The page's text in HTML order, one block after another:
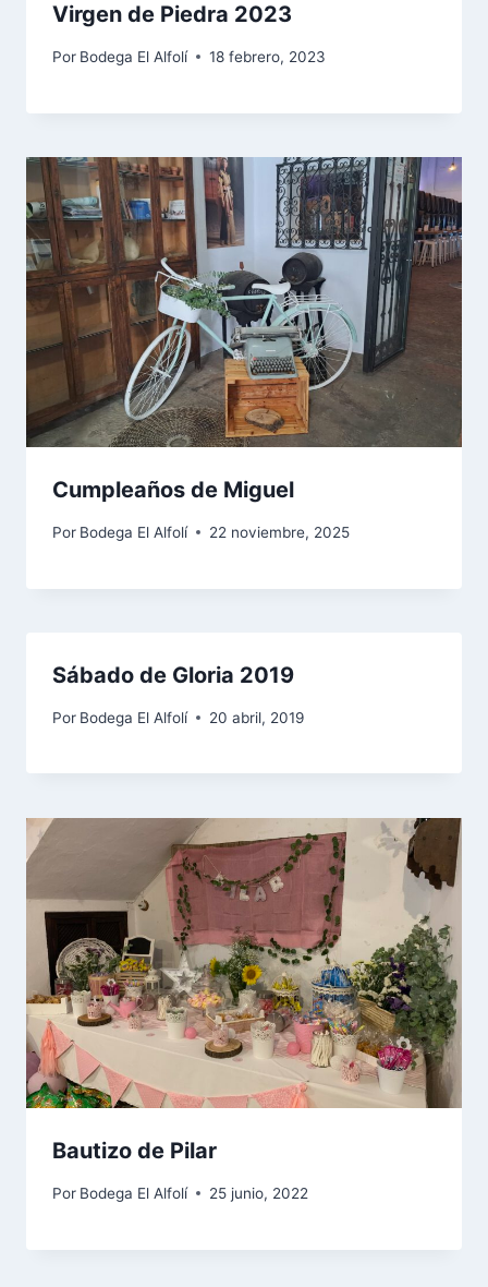
Virgen de Piedra 2023
Por Bodega El Alfolí 18 febrero, 2023
Cumpleaños de Miguel
Por Bodega El Alfolí 22 noviembre, 2025
Sábado de Gloria 2019
Por Bodega El Alfolí 20 abril, 2019
Bautizo de Pilar
Por Bodega El Alfolí 25 junio, 2022